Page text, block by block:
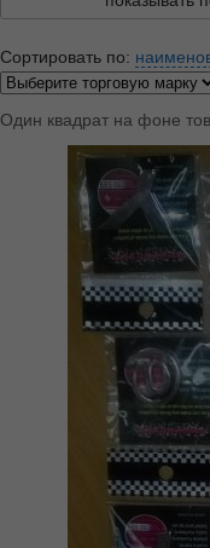
Сортировать по:
Один квадрат на фоне